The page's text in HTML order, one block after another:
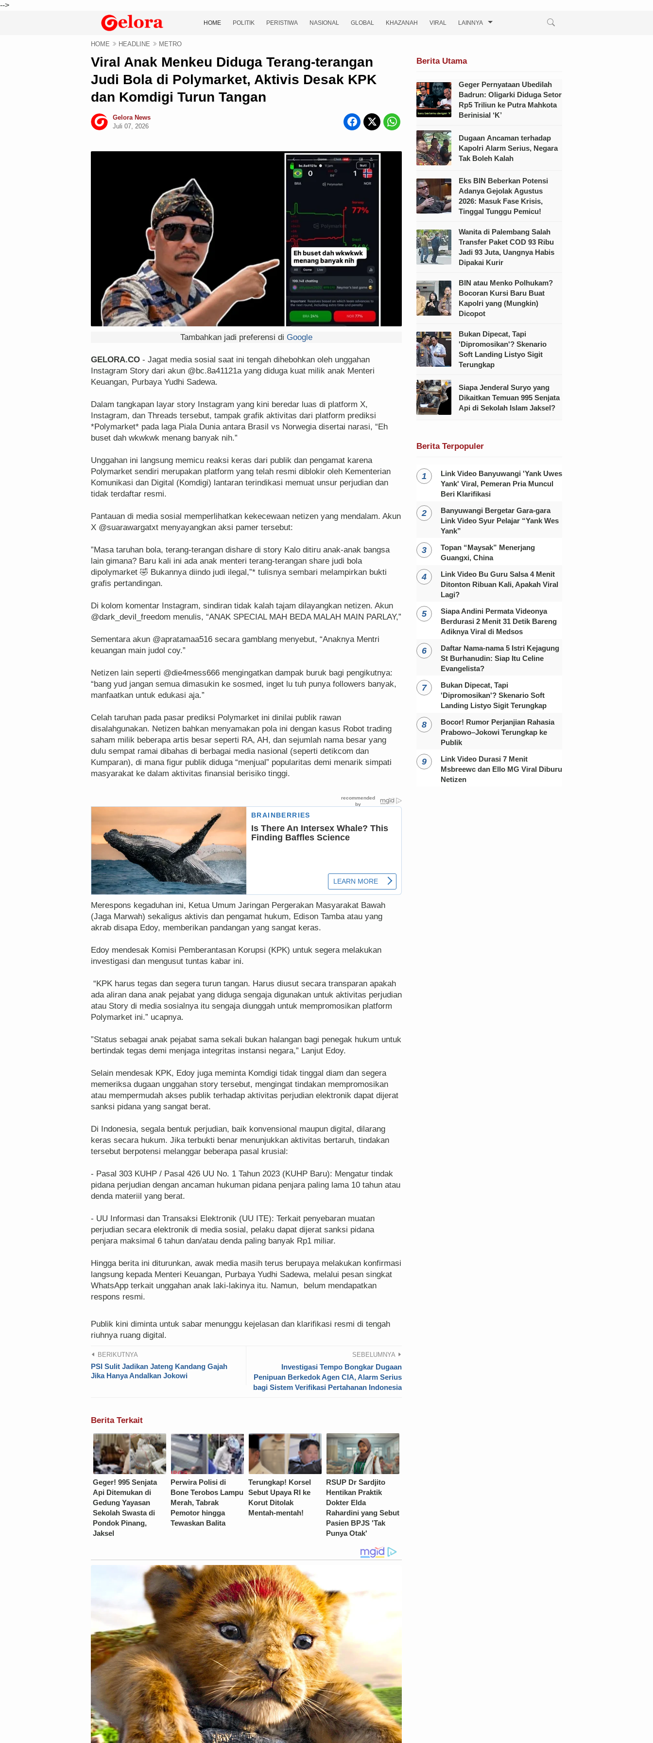
-->
HOME POLITIK PERISTIWA NASIONAL GLOBAL KHAZANAH VIRAL LAINNYA
HOME HEADLINE METRO
‎Viral Anak Menkeu Diduga Terang-terangan
Judi Bola di Polymarket, Aktivis Desak KPK
dan Komdigi Turun Tangan
Gelora News
Juli 07, 2026
Tambahkan jadi preferensi di Google
GELORA.CO - Jagat media sosial saat ini tengah dihebohkan oleh unggahan
Instagram Story dari akun @bc.8a41121a yang diduga kuat milik anak Menteri
Keuangan, Purbaya Yudhi Sadewa.
‎Dalam tangkapan layar story Instagram yang kini beredar luas di platform X,
Instagram, dan Threads tersebut, tampak grafik aktivitas dari platform prediksi
*Polymarket* pada laga Piala Dunia antara Brasil vs Norwegia disertai narasi, “Eh
buset dah wkwkwk menang banyak nih.”
‎Unggahan ini langsung memicu reaksi keras dari publik dan pengamat karena
Polymarket sendiri merupakan platform yang telah resmi diblokir oleh Kementerian
Komunikasi dan Digital (Komdigi) lantaran terindikasi memuat unsur perjudian dan
tidak terdaftar resmi.
‎Pantauan di media sosial memperlihatkan kekecewaan netizen yang mendalam. Akun
X @suarawargatxt menyayangkan aksi pamer tersebut:
‎”Masa taruhan bola, terang-terangan dishare di story Kalo ditiru anak-anak bangsa
lain gimana? Baru kali ini ada anak menteri terang-terangan share judi bola
dipolymarket 🤣 Bukannya diindo judi ilegal,”* tulisnya sembari melampirkan bukti
grafis pertandingan.
‎Di kolom komentar Instagram, sindiran tidak kalah tajam dilayangkan netizen. Akun
@dark_devil_freedom menulis, “ANAK SPECIAL MAH BEDA MALAH MAIN PARLAY,”
‎Sementara akun @apratamaa516 secara gamblang menyebut, “Anaknya Mentri
keuangan main judol coy.”
‎Netizen lain seperti @die4mess666 mengingatkan dampak buruk bagi pengikutnya:
“bang yud jangan semua dimasukin ke sosmed, inget lu tuh punya followers banyak,
manfaatkan untuk edukasi aja.”
‎Celah taruhan pada pasar prediksi Polymarket ini dinilai publik rawan
disalahgunakan. Netizen bahkan menyamakan pola ini dengan kasus Robot trading
saham milik beberapa artis besar seperti RA, AH, dan sejumlah nama besar yang
dulu sempat ramai dibahas di berbagai media nasional (seperti detikcom dan
Kumparan), di mana figur publik diduga “menjual” popularitas demi menarik simpati
masyarakat ke dalam aktivitas finansial berisiko tinggi.
‎Merespons kegaduhan ini, Ketua Umum Jaringan Pergerakan Masyarakat Bawah
(Jaga Marwah) sekaligus aktivis dan pengamat hukum, Edison Tamba atau yang
akrab disapa Edoy, memberikan pandangan yang sangat keras.
‎Edoy mendesak Komisi Pemberantasan Korupsi (KPK) untuk segera melakukan
investigasi dan mengusut tuntas kabar ini.
‎ “KPK harus tegas dan segera turun tangan. Harus diusut secara transparan apakah
ada aliran dana anak pejabat yang diduga sengaja digunakan untuk aktivitas perjudian
atau Story di media sosialnya itu sengaja diunggah untuk mempromosikan platform
Polymarket ini.” ucapnya.
‎”Status sebagai anak pejabat sama sekali bukan halangan bagi penegak hukum untuk
bertindak tegas demi menjaga integritas instansi negara,” Lanjut Edoy.
‎Selain mendesak KPK, Edoy juga meminta Komdigi tidak tinggal diam dan segera
memeriksa dugaan unggahan story tersebut, mengingat tindakan mempromosikan
atau mempermudah akses publik terhadap aktivitas perjudian elektronik dapat dijerat
sanksi pidana yang sangat berat.
‎Di Indonesia, segala bentuk perjudian, baik konvensional maupun digital, dilarang
keras secara hukum. Jika terbukti benar menunjukkan aktivitas bertaruh, tindakan
tersebut berpotensi melanggar beberapa pasal krusial:
‎- Pasal 303 KUHP / Pasal 426 UU No. 1 Tahun 2023 (KUHP Baru): Mengatur tindak
pidana perjudian dengan ancaman hukuman pidana penjara paling lama 10 tahun atau
denda materiil yang berat.
‎- UU Informasi dan Transaksi Elektronik (UU ITE): Terkait penyebaran muatan
perjudian secara elektronik di media sosial, pelaku dapat dijerat sanksi pidana
penjara maksimal 6 tahun dan/atau denda paling banyak Rp1 miliar.
‎Hingga berita ini diturunkan, awak media masih terus berupaya melakukan konfirmasi
langsung kepada Menteri Keuangan, Purbaya Yudhi Sadewa, melalui pesan singkat
WhatsApp terkait unggahan anak laki-lakinya itu. Namun, belum mendapatkan
respons resmi.
‎Publik kini diminta untuk sabar menunggu kejelasan dan klarifikasi resmi di tengah
riuhnya ruang digital.
BERIKUTNYA
PSI Sulit Jadikan Jateng Kandang Gajah
Jika Hanya Andalkan Jokowi
SEBELUMNYA
Investigasi Tempo Bongkar Dugaan
Penipuan Berkedok Agen CIA, Alarm Serius
bagi Sistem Verifikasi Pertahanan Indonesia
Berita Terkait
Geger! 995 Senjata
Api Ditemukan di
Gedung Yayasan
Sekolah Swasta di
Pondok Pinang,
Jaksel
Perwira Polisi di
Bone Terobos Lampu
Merah, Tabrak
Pemotor hingga
Tewaskan Balita
Terungkap! Korsel
Sebut Upaya RI ke
Korut Ditolak
Mentah-mentah!
RSUP Dr Sardjito
Hentikan Praktik
Dokter Elda
Rahardini yang Sebut
Pasien BPJS 'Tak
Punya Otak'
Berita Utama
Geger Pernyataan Ubedilah
Badrun: Oligarki Diduga Setor
Rp5 Triliun ke Putra Mahkota
Berinisial ‘K’
Dugaan Ancaman terhadap
Kapolri Alarm Serius, Negara
Tak Boleh Kalah
Eks BIN Beberkan Potensi
Adanya Gejolak Agustus
2026: Masuk Fase Krisis,
Tinggal Tunggu Pemicu!
Wanita di Palembang Salah
Transfer Paket COD 93 Ribu
Jadi 93 Juta, Uangnya Habis
Dipakai Kurir
BIN atau Menko Polhukam?
Bocoran Kursi Baru Buat
Kapolri yang (Mungkin)
Dicopot
Bukan Dipecat, Tapi
'Dipromosikan'? Skenario
Soft Landing Listyo Sigit
Terungkap
Siapa Jenderal Suryo yang
Dikaitkan Temuan 995 Senjata
Api di Sekolah Islam Jaksel?
Berita Terpopuler
Link Video Banyuwangi 'Yank Uwes
Yank' Viral, Pemeran Pria Muncul
Beri Klarifikasi
Banyuwangi Bergetar Gara-gara
Link Video Syur Pelajar “Yank Wes
Yank”
Topan “Maysak” Menerjang
Guangxi, China
Link Video Bu Guru Salsa 4 Menit
Ditonton Ribuan Kali, Apakah Viral
Lagi?
Siapa Andini Permata Videonya
Berdurasi 2 Menit 31 Detik Bareng
Adiknya Viral di Medsos
Daftar Nama-nama 5 Istri Kejagung
St Burhanudin: Siap Itu Celine
Evangelista?
Bukan Dipecat, Tapi
'Dipromosikan'? Skenario Soft
Landing Listyo Sigit Terungkap
Bocor! Rumor Perjanjian Rahasia
Prabowo–Jokowi Terungkap ke
Publik
Link Video Durasi 7 Menit
Msbreewc dan Ello MG Viral Diburu
Netizen